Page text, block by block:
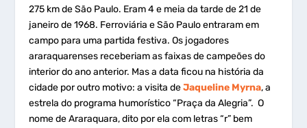
275 km de São Paulo. Eram 4 e meia da tarde de 21 de
janeiro de 1968. Ferroviária e São Paulo entraram em
campo para uma partida festiva. Os jogadores
araraquarenses receberiam as faixas de campeões do
interior do ano anterior. Mas a data ficou na história da
cidade por outro motivo: a visita deJaqueline Myrna, a
estrela do programa humorístico “Praça da Alegria”. O
nome de Araraquara, dito por ela com letras “r” bem